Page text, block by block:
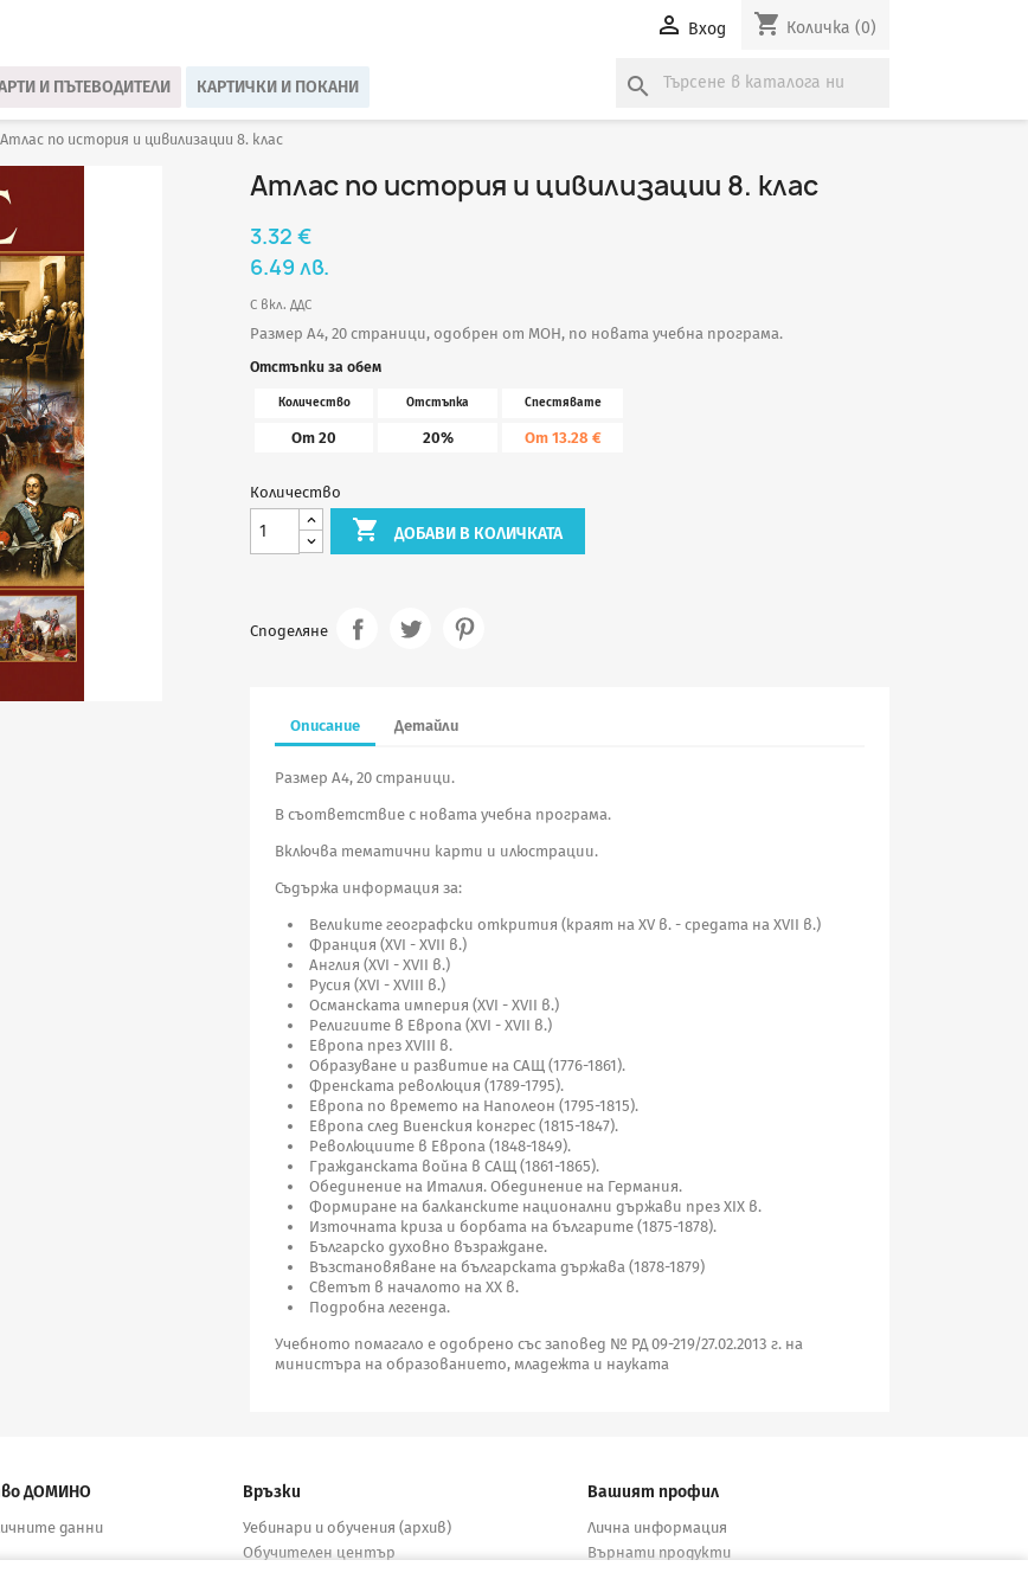
 Вход shopping_cart Количка (0)
И ПЪТЕВОДИТЕЛИ КАРТИЧКИ И ПОКАНИ search
Атлас по история и цивилизации 8. клас
Атлас по история и цивилизации 8. клас
3.32 €
6.49 лв.
С вкл. ДДС
Размер A4, 20 страници, одобрен от МОН, по новата учебна програма.
Отстъпки за обем
Количество Отстъпка Спестявате
От 20 20% От 13.28 €
Количество
 ДОБАВИ В КОЛИЧКАТА
Споделяне
Описание Детайли
Размер А4, 20 страници.
В съответствие с новата учебна програма.
Включва тематични карти и илюстрации.
Съдържа информация за:
Великите географски открития (краят на ХV в. - средата на ХVII в.)
Франция (ХVI - ХVII в.)
Англия (ХVI - ХVII в.)
Русия (ХVI - ХVIII в.)
Османската империя (ХVI - ХVII в.)
Религиите в Европа (ХVI - ХVII в.)
Европа през ХVIII в.
Образуване и развитие на САЩ (1776-1861).
Френската революция (1789-1795).
Европа по времето на Наполеон (1795-1815).
Европа след Виенския конгрес (1815-1847).
Революциите в Европа (1848-1849).
Гражданската война в САЩ (1861-1865).
Обединение на Италия. Обединение на Германия.
Формиране на балканските национални държави през ХIХ в.
Източната криза и борбата на българите (1875-1878).
Българско духовно възраждане.
Възстановяване на българската държава (1878-1879)
Светът в началото на XX в.
Подробна легенда.
Учебното помагало е одобрено със заповед № РД 09-219/27.02.2013 г. на
министъра на образованието, младежта и науката
ДОМИНО
данни
Връзки
Уебинари и обучения (архив)
Обучителен център
Вашият профил
Лична информация
Върнати продукти